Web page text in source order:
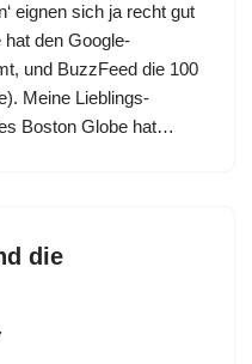
eignen sich ja recht gut
den Google-
und BuzzFeed die 100
Meine Lieblings-
Boston Globe hat…
die